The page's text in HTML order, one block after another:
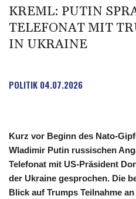
Ceuta-Andrang: EU fordert
Falschinformationen
Rechter Hardliner De la
KREML: PUTIN
TELEFONAT MIT
IN UKRAINE
POLITIK 04.07.2026
Kurz vor Beginn des Nato-
Wladimir Putin russischen
Telefonat mit US-Präsident
der Ukraine gesprochen. Die
Blick auf Trumps Teilnahme